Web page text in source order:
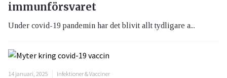
immunförsvaret
Under covid-19 pandemin har det blivit allt tydligare a...
14 januari, 2025 Infektioner & Vacciner